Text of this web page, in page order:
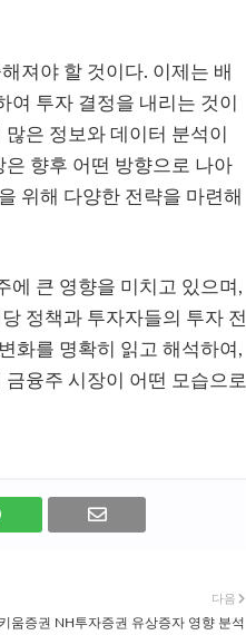
져야 할 것이다. 이제는 배
투자 결정을 내리는 것이
은 정보와 데이터 분석이
향후 어떤 방향으로 나아
위해 다양한 전략을 마련해
에 큰 영향을 미치고 있으며,
정책과 투자자들의 투자 전
화를 명확히 읽고 해석하여,
융주 시장이 어떤 모습으로
다음
키움증권 NH투자증권 유상증자 영향 분석